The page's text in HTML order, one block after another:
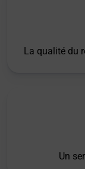
La qualité du
Un